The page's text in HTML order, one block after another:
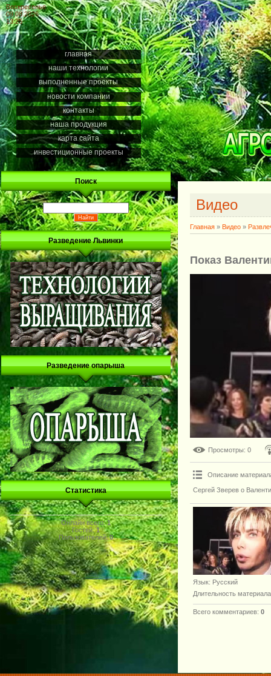
Воскресенье
09.08.2026
13:25
главная
наши технологии
выполненные проекты
новости компании
контакты
наша продукция
карта сайта
инвестиционные проекты
Поиск
Разведение Львинки
Разведение опарыша
Статистика
Онлайн всего:1
Гостей:1
Пользователей:0
Видео
Главная » Видео »
Показ
Просмотры: 0
Описание
Сергей Зверев о
Язык: Русский
Длительность материала
Всего комментариев: 0